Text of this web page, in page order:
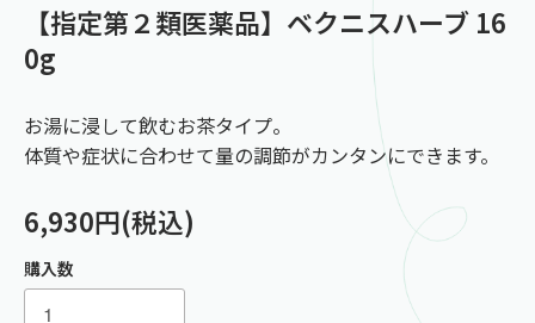
【指定第２類医薬品】ベクニスハーブ 16
0g
お湯に浸して飲むお茶タイプ。
体質や症状に合わせて量の調節がカンタンにできます。
6,930円(税込)
購入数